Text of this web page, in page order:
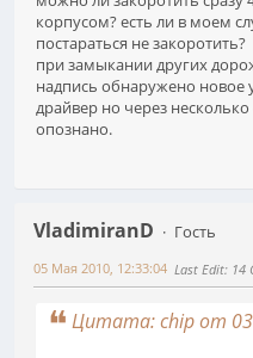
корпусом? есть ли в моем
постараться не закоротить?
при замыкании других
надпись обнаружено новое
драйвер но через
опознано.
VladimiranD
Гость
05 Мая 2010, 12:33:04 Last Edit: 14
Цитата: chip от 03